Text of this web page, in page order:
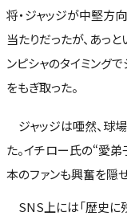
将・ジャッジが中堅方
当たりだったが、あっ
ンピシャのタイミング
をもぎ取った。
ジャッジは唖然、球
た。イチロー氏の“愛
本のファンも興奮を隠
SNS上には「歴史に残